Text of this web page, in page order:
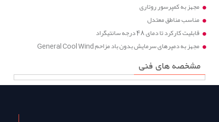
مجهز به کمپرسور روتاری
مناسب مناطق معتدل
قابلیت کارکرد تا دمای 48 درجه سانتیگراد
مجهز به دمپرهای سرمایش بدون باد مزاحم General Cool Wind
مشخصه های فنی